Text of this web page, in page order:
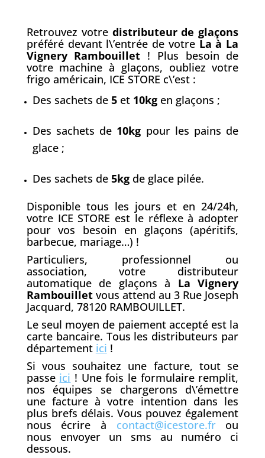
Retrouvez votre distributeur de glaçons
préféré devant l\’entrée de votre La à La
Vignery Rambouillet ! Plus besoin de
votre machine à glaçons, oubliez votre
frigo américain, ICE STORE c\’est :
Des sachets de 5et 10kgen glaçons ;
Des sachets de 10kg pour les pains de
glace ;
Des sachets de 5kgde glace pilée.
Disponible tous les jours et en 24/24h,
votre ICE STORE est le réflexe à adopter
pour vos besoin en glaçons (apéritifs,
barbecue, mariage…) !
Particuliers, professionnel ou
association, votre distributeur
automatique de glaçons à La Vignery
Rambouilletvous attend au 3 Rue Joseph
Jacquard, 78120 RAMBOUILLET.
Le seul moyen de paiement accepté est la
carte bancaire. Tous les distributeurs par
département ici !
Si vous souhaitez une facture, tout se
passe ici ! Une fois le formulaire remplit,
nos équipes se chargerons d\’émettre
une facture à votre intention dans les
plus brefs délais. Vous pouvez également
nous écrire à contact@icestore.frou
nous envoyer un sms au numéro ci
dessous.